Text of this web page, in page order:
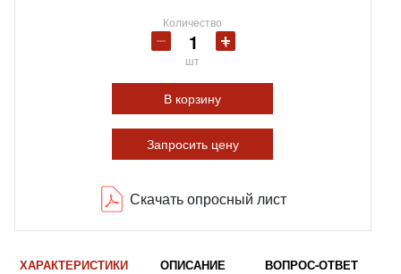
Количество
шт
В корзину
Запросить цену
Скачать опросный лист
ХАРАКТЕРИСТИКИ ОПИСАНИЕ ВОПРОС-ОТВЕТ